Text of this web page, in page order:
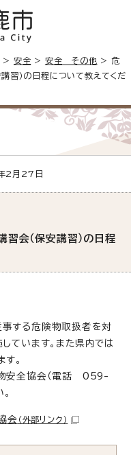
> 安全 > 安全 その他 > 危
習）の日程について教えてくだ
2月27日
会（保安講習）の日程
する危険物取扱者を対
ています。また県内では
。
安全協会（電話 059-
会 （外部リンク）